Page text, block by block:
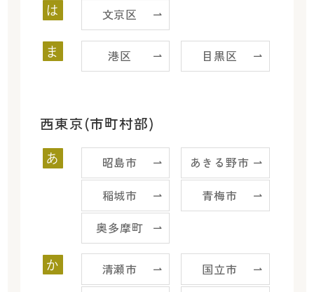
は 文京区
ま 港区 目黒区
西東京(市町村部)
あ 昭島市
あきる野市
稲城市
青梅市
奥多摩町
か 清瀬市
国立市